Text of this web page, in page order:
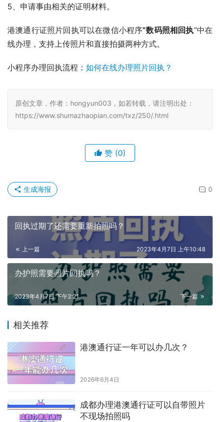
5、申请事由相关的证明材料。
港澳通行证照片回执可以在微信小程序”数码照相回执“中在
线办理，支持上传照片和直接拍摄两种方式。
小程序办理回执流程： 如何在线办理照片回执？
原创文章，作者：hongyun003，如若转载，请注明出处：
https://www.shumazhaopian.com/txz/250/.html
赞 (0)
0
生成海报
回执过期了还需要重新拍照吗？
上一篇 2023年4月7日 上午10:48
办护照需要照片回执吗？
下一篇
2023年4月7日 下午2:21
相关推荐
港澳通行证一年可以办几次？
2026年6月4日
成都办理港澳通行证可以自带照片
不现场拍照吗